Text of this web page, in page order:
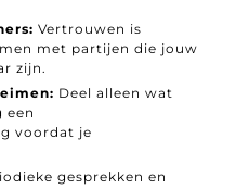
Vertrouwen is
met partijen die jouw
zijn.
Deel alleen wat
een
voordat je
gesprekken en